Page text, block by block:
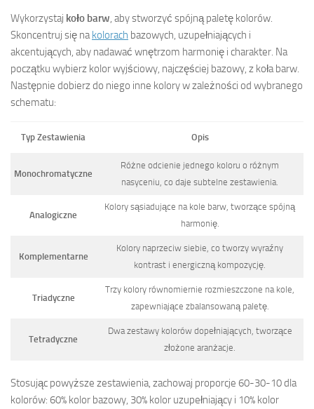
Wykorzystaj koło barw, aby stworzyć spójną paletę kolorów.
Skoncentruj się nakolorach bazowych, uzupełniających i
akcentujących, aby nadawać wnętrzom harmonię i charakter. Na
początku wybierz kolor wyjściowy, najczęściej bazowy, z koła barw.
Następnie dobierz do niego inne kolory w zależności od wybranego
schematu:
Typ Zestawienia Opis
Monochromatyczne
Różne odcienie jednego koloru o różnym
nasyceniu, co daje subtelne zestawienia.
Analogiczne
Kolory sąsiadujące na kole barw, tworzące spójną
harmonię.
Komplementarne
Kolory naprzeciw siebie, co tworzy wyraźny
kontrast i energiczną kompozycję.
Triadyczne
Trzy kolory równomiernie rozmieszczone na kole,
zapewniające zbalansowaną paletę.
Tetradyczne
Dwa zestawy kolorów dopełniających, tworzące
złożone aranżacje.
Stosując powyższe zestawienia, zachowaj proporcje 60-30-10 dla
kolorów: 60% kolor bazowy, 30% kolor uzupełniający i 10% kolor